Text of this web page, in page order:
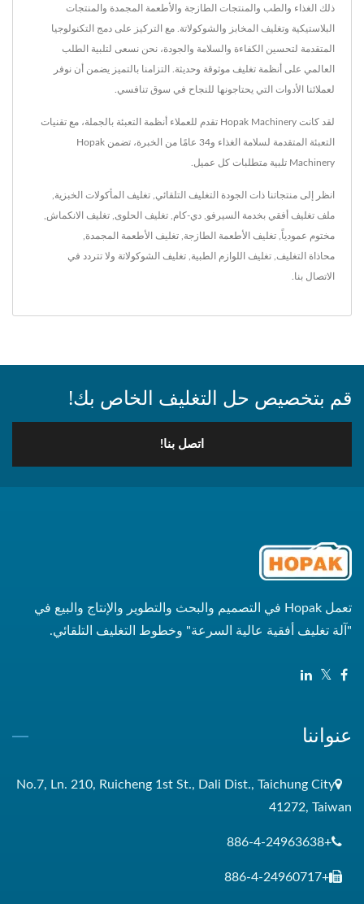
ذلك الغذاء والطب والمنتجات الطازجة والأطعمة المجمدة والمنتجات
البلاستيكية وتغليف المخابز والشوكولاتة. مع التركيز على دمج التكنولوجيا
المتقدمة لتحسين الكفاءة والسلامة والجودة، نحن نسعى لتلبية الطلب
العالمي على أنظمة تغليف موثوقة وحديثة. التزامنا بالتميز يضمن أن نوفر
لعملائنا الأدوات التي يحتاجونها للنجاح في سوق تنافسي.
لقد كانت Hopak Machinery تقدم للعملاء أنظمة التعبئة بالجملة، مع تقنيات
التعبئة المتقدمة لسلامة الغذاء و34 عامًا من الخبرة، تضمن Hopak
Machinery تلبية متطلبات كل عميل.
انظر إلى منتجاتنا ذات الجودة التغليف التلقائي تغليف المأكولات الخبزية
ملف تغليف أفقي بخدمة السيرفو دي-كام تغليف الحلوى تغليف الانكماش
مختوم عمودياً تغليف الأطعمة الطازجة تغليف الأطعمة المجمدة
محاذاة التغليف تغليف اللوازم الطبية تغليف الشوكولاتة ولا تتردد في
الاتصال بنا
قم بتخصيص حل التغليف الخاص بك!
اتصل بنا!
تعمل Hopak في التصميم والبحث والتطوير والإنتاج والبيع في
"آلة تغليف أفقية عالية السرعة" وخطوط التغليف التلقائي.
عنواننا
No.7, Ln. 210, Ruicheng 1st St., Dali Dist., Taichung City
41272, Taiwan
+886-4-24963638
+886-4-24960717